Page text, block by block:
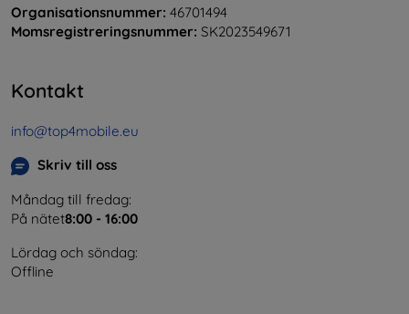
Organisationsnummer: 46701494
Momsregistreringsnummer: SK2023549671
Kontakt
info@top4mobile.eu
Skriv till oss
Måndag till fredag:
På nätet8:00 - 16:00
Lördag och söndag:
Offline